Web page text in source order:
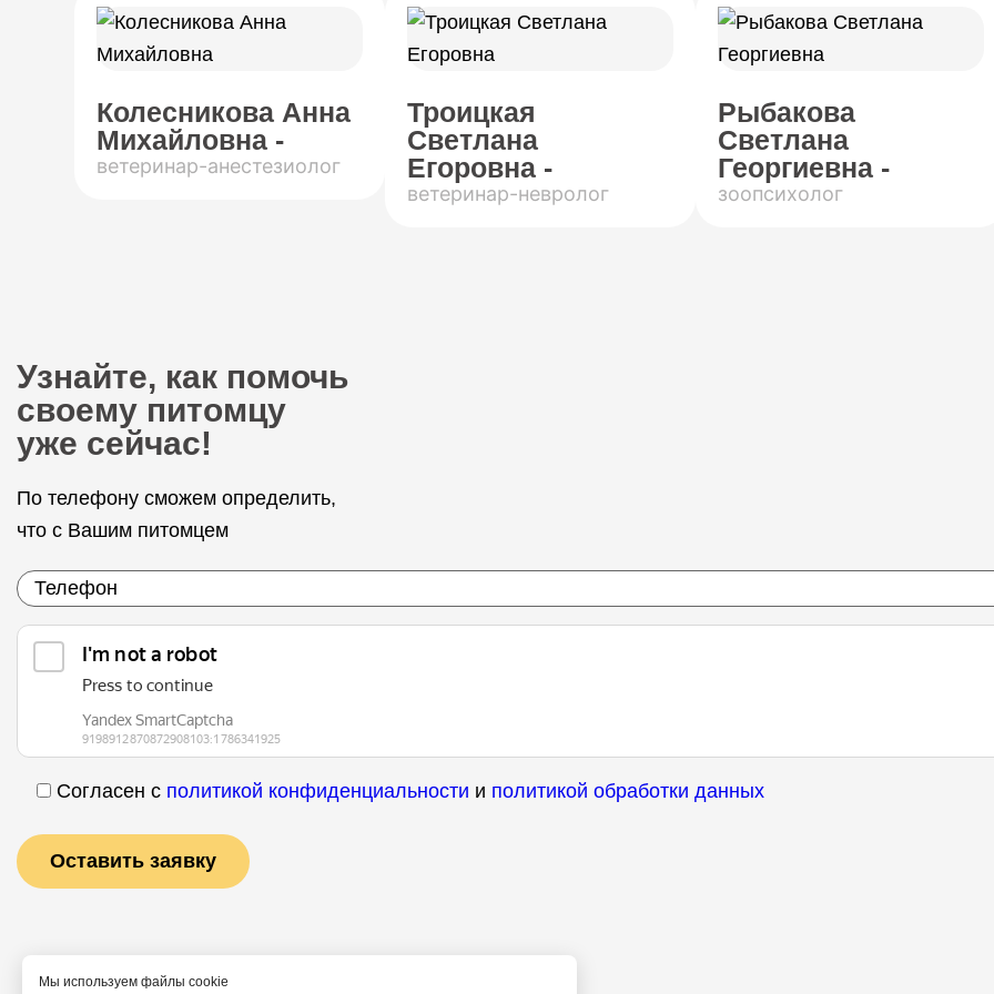
Колесникова Анна
Михайловна -
ветеринар-анестезиолог
Троицкая
Светлана
Егоровна -
ветеринар-невролог
Рыбакова
Светлана
Георгиевна -
зоопсихолог
Узнайте, как помочь
своему питомцу
уже сейчас!
По телефону сможем определить,
что с Вашим питомцем
Согласен с политикой конфиденциальности и политикой обработки данных
Мы используем файлы cookie